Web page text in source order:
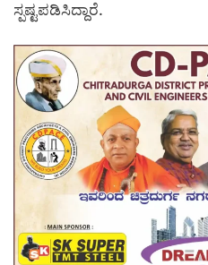
ಸ್ಪಷ್ಟಪಡಿಸಿದ್ದಾರೆ.